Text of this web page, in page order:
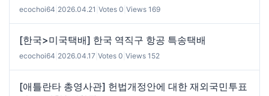
ecochoi64 2026.04.21 Votes 0 Views 169
[한국>미국택배] 한국 역직구 항공 특송택배
ecochoi64 2026.04.17 Votes 0 Views 152
[애틀란타 총영사관] 헌법개정안에 대한 재외국민투표